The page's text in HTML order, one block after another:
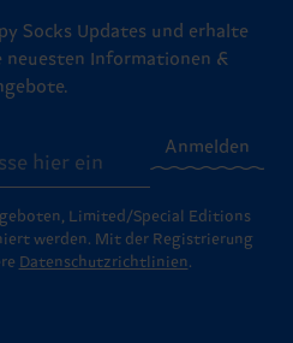
Socks Updates und erhalte
neuesten Informationen &
Anmelden
Limited/Special Editions
werden. Mit der Registrierung
Datenschutzrichtlinien.